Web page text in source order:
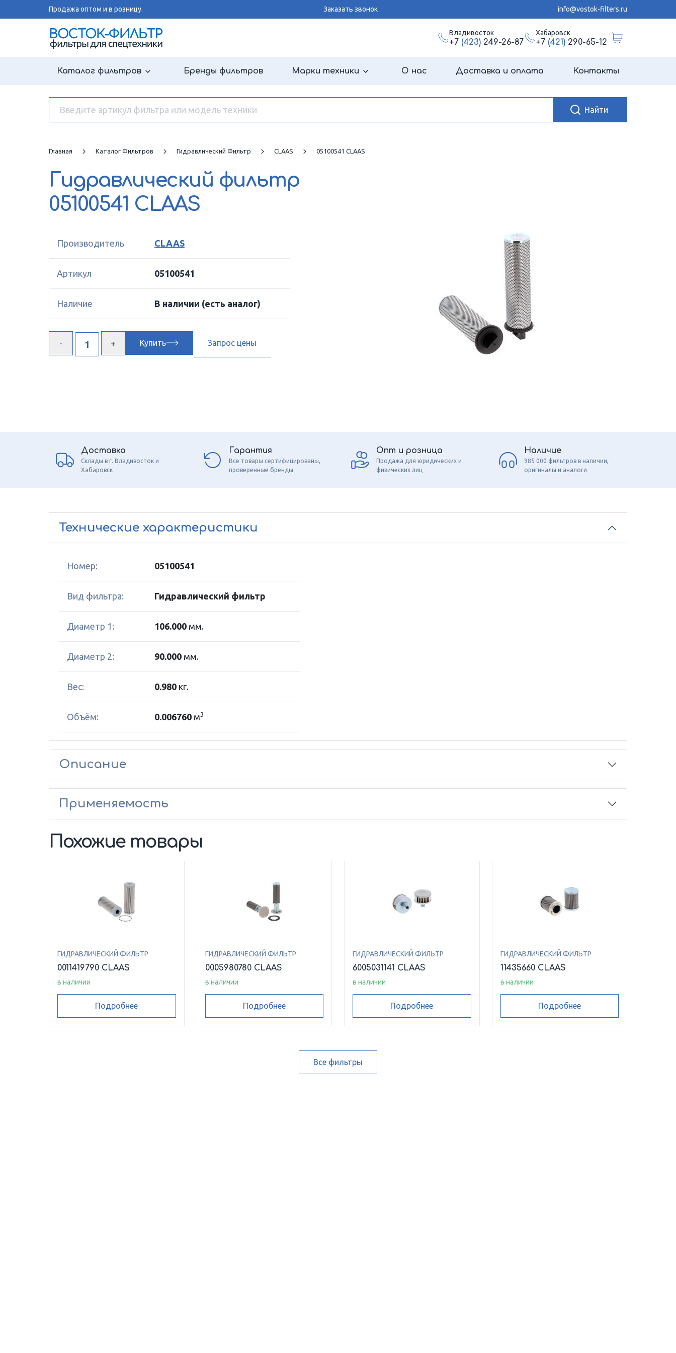
Продажа оптом и в розницу. Заказать звонок info@vostok-filters.ru
Владивосток
+7 (423)249-26-87
Хабаровск
+7 (421)290-65-12
Каталог фильтров Бренды фильтров Марки техники О нас Доставка и оплата Контакты
Главная Каталог Фильтров Гидравлический Фильтр CLAAS 05100541 CLAAS
Гидравлический фильтр
05100541 CLAAS
Производитель CLAAS
Артикул 05100541
Наличие В наличии (есть аналог)
Купить Запрос цены
Доставка
Склады в г. Владивосток и
Хабаровск
Гарантия
Все товары сертифицированы,
проверенные бренды
Опт и розница
Продажа для юридических и
физических лиц
Наличие
985 000 фильтров в наличии,
оригиналы и аналоги
Технические характеристики
Номер: 05100541
Вид фильтра: Гидравлический фильтр
Диаметр 1: 106.000 мм.
Диаметр 2: 90.000 мм.
Вес: 0.980 кг.
Объём: 0.006760 м3
Описание
Применяемость
Похожие товары
ГИДРАВЛИЧЕСКИЙ ФИЛЬТР
0011419790 CLAAS
в наличии
Подробнее
ГИДРАВЛИЧЕСКИЙ ФИЛЬТР
0005980780 CLAAS
в наличии
Подробнее
ГИДРАВЛИЧЕСКИЙ ФИЛЬТР
6005031141 CLAAS
в наличии
Подробнее
ГИДРАВЛИЧЕСКИЙ ФИЛЬТР
11435660 CLAAS
в наличии
Подробнее
Все фильтры